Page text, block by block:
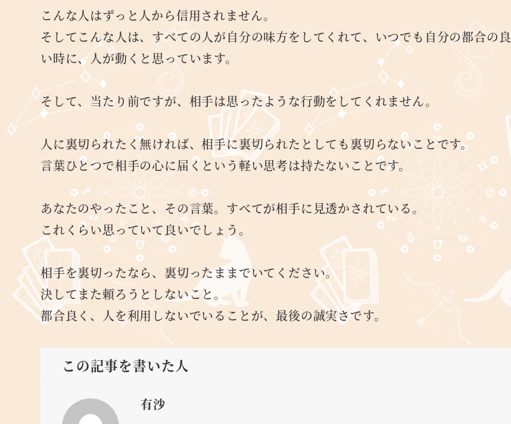
こんな人はずっと人から信用されません。
そしてこんな人は、すべての人が自分の味方をしてくれて、いつでも自分の都合の良
い時に、人が動くと思っています。
そして、当たり前ですが、相手は思ったような行動をしてくれません。
人に裏切られたく無ければ、相手に裏切られたとしても裏切らないことです。
言葉ひとつで相手の心に届くという軽い思考は持たないことです。
あなたのやったこと、その言葉。すべてが相手に見透かされている。
これくらい思っていて良いでしょう。
相手を裏切ったなら、裏切ったままでいてください。
決してまた頼ろうとしないこと。
都合良く、人を利用しないでいることが、最後の誠実さです。
この記事を書いた人
有沙